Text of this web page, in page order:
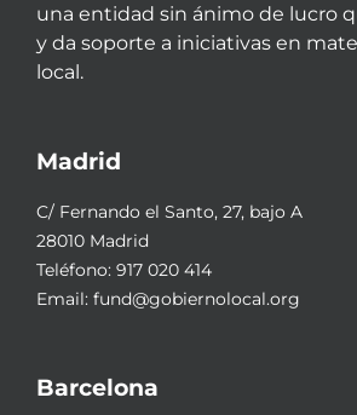
una entidad sin ánimo de lucro
y da soporte a iniciativas en
local.
Madrid
C/ Fernando el Santo, 27, bajo A
28010 Madrid
Teléfono: 917 020 414
Email: fund@gobiernolocal.org
Barcelona